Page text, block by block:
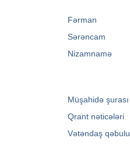
Fərman
Sərəncam
Nizamnamə
Müşahidə şurası
Qrant nəticələri
Vətəndaş qəbulu